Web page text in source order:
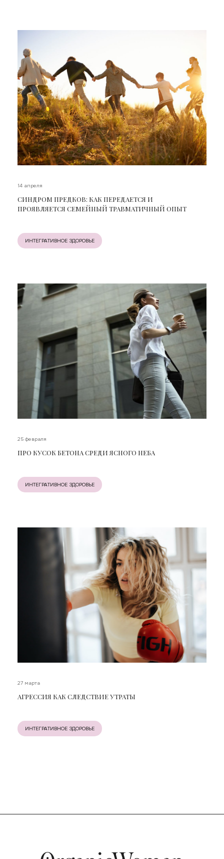
14 апреля
СИНДРОМ ПРЕДКОВ: КАК ПЕРЕДАЕТСЯ И
ПРОЯВЛЯЕТСЯ СЕМЕЙНЫЙ ТРАВМАТИЧНЫЙ ОПЫТ
ИНТЕГРАТИВНОЕ ЗДОРОВЬЕ
25 февраля
ПРО КУСОК БЕТОНА СРЕДИ ЯСНОГО НЕБА
ИНТЕГРАТИВНОЕ ЗДОРОВЬЕ
27 марта
АГРЕССИЯ КАК СЛЕДСТВИЕ УТРАТЫ
ИНТЕГРАТИВНОЕ ЗДОРОВЬЕ